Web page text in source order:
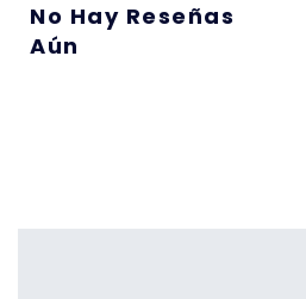
No Hay Reseñas
Aún